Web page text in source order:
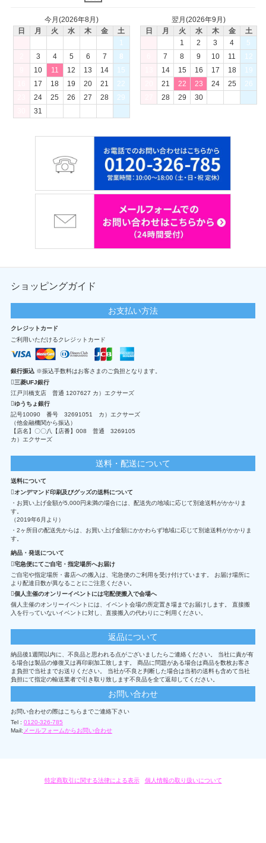
今月(2026年8月)
日
月 火 水 木 金
土
1
3 4 5 6 7
8
10 11 12 13 14
15
17 18 19 20 21
22
24 25 26 27 28
29
31
翌月(2026年9月)
日
月 火 水 木 金
土
1
2 3 4
5
7 8 9 10 11
12
14 15 16 17 18
19
21 22 23 24 25
26
28 29 30
ショッピングガイド
お支払い方法
クレジットカード
ご利用いただけるクレジットカード
銀行振込 ※振込手数料はお客さまのご負担となります。
三菱UFJ銀行
江戸川橋支店 普通 1207627 カ）エクサーズ
ゆうちょ銀行
記号10090 番号 32691051 カ）エクサーズ
（他金融機関から振込）
【店名】〇〇八【店番】008 普通 3269105
カ）エクサーズ
送料・配送について
送料について
オンデマンド印刷及びグッズの送料について
・お買い上げ金額が5,000円未満の場合には、配送先の地域に応じて別途送料がかかりま
す。
（2019年6月より）
・2ヶ所目の配送先からは、お買い上げ金額にかかわらず地域に応じて別途送料がかかりま
す。
納品・発送について
宅急便にてご自宅・指定場所へお届け
ご自宅や指定場所・書店への搬入は、宅急便のご利用を受け付けています。 お届け場所に
より配達日数が異なることにご注意ください。
個人主催のオンリーイベントには宅配便搬入で会場へ
個人主催のオンリーイベントには、イベント会場の所定置き場までお届けします。 直接搬
入を行っていないイベントに対し、直接搬入の代わりにご利用ください。
返品について
納品後1週間以内に、不良品と思われる点がございましたらご連絡ください。 当社に責が有
る場合は製品の修復又は再印刷加工致します。 商品に問題がある場合は商品を数枚お客さ
ま負担で当社までお送りください。 当社が不良と判断した場合は当初の送料も含めて当社
負担にて指定の輸送業者で引き取り致します不良品を全て返却してください。
お問い合わせ
お問い合わせの際はこちらまでご連絡下さい
Tel : 0120-326-785
Mail: メールフォームからお問い合わせ
特定商取引に関する法律による表示/ 個人情報の取り扱いについて